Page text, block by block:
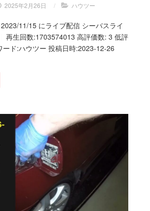
2025年2月26日 / ハウツー
11/15 にライブ配信 シーバスライ
再生回数:1703574013 高評価数: 3 低評
ード:ハウツー 投稿日時:2023-12-26